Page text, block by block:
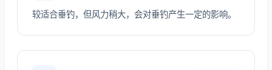
较适合垂钓，但风力稍大，会对垂钓产生一定的影响。